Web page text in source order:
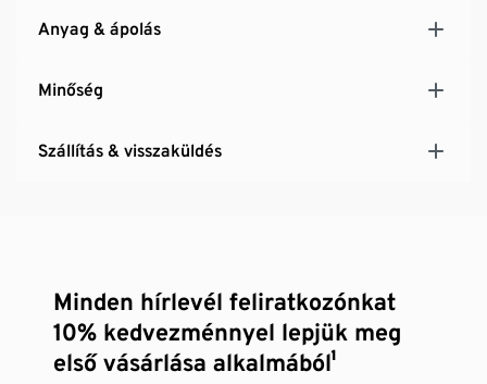
Anyag & ápolás
Minőség
Szállítás & visszaküldés
Minden hírlevél feliratkozónkat
10% kedvezménnyel lepjük meg
első vásárlása alkalmából¹